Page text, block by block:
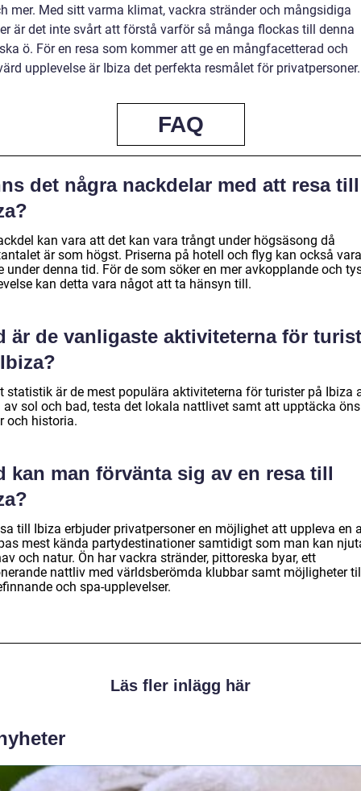
mer. Med sitt varma klimat, vackra stränder och mångsidiga
är det inte svårt att förstå varför så många flockas till denna
ö. För en resa som kommer att ge en mångfacetterad och
upplevelse är Ibiza det perfekta resmålet för privatpersoner.
FAQ
det några nackdelar med att resa till
kan vara att det kan vara trångt under högsäsong då
är som högst. Priserna på hotell och flyg kan också vara
under denna tid. För de som söker en mer avkopplande och
kan detta vara något att ta hänsyn till.
är de vanligaste aktiviteterna för
statistik är de mest populära aktiviteterna för turister på Ibiza
av sol och bad, testa det lokala nattlivet samt att upptäcka öns
och historia.
kan man förvänta sig av en resa till
till Ibiza erbjuder privatpersoner en möjlighet att uppleva en
mest kända partydestinationer samtidigt som man kan
och natur. Ön har vackra stränder, pittoreska byar, ett
nattliv med världsberömda klubbar samt möjligheter
och spa-upplevelser.
Läs fler inlägg här